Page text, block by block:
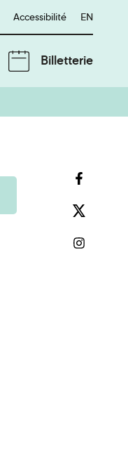
Accessibilité English
EN
Billetterie